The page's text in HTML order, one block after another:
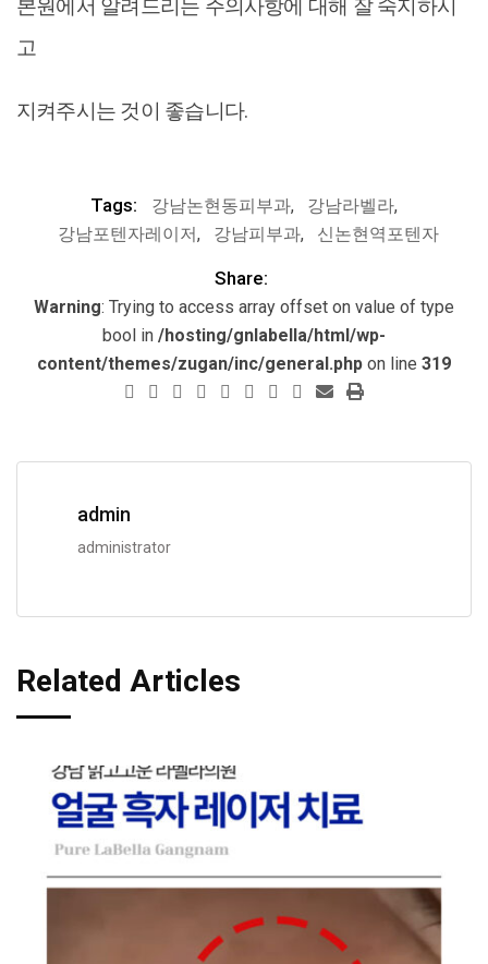
본원에서 알려드리는 주의사항에 대해 잘 숙지하시
고
지켜주시는 것이 좋습니다.
Tags: 강남논현동피부과, 강남라벨라,
강남포텐자레이저, 강남피부과, 신논현역포텐자
Share:
Warning: Trying to access array offset on value of type
bool in /hosting/gnlabella/html/wp-
content/themes/zugan/inc/general.php on line 319
admin
administrator
Related Articles